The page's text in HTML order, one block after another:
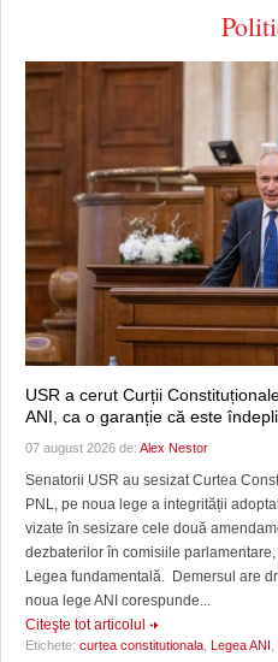
USR a cerut Curții
ANI, ca o garanție că este
07 august 2026 de: Alex Nestor
Senatorii USR au sesizat Curtea
PNL, pe noua lege a integrității
vizate în sesizare cele două
dezbaterilor în comisiile
Legea fundamentală. Demersul are
noua lege ANI corespunde...
Citeşte tot articolul
Etichete: curtea constitutionala Legea ANI